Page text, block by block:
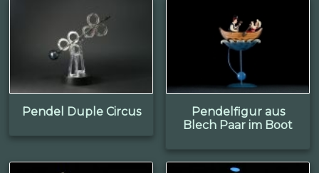
Pendel Duple Circus
Pendelfigur aus
Blech Paar im Boot